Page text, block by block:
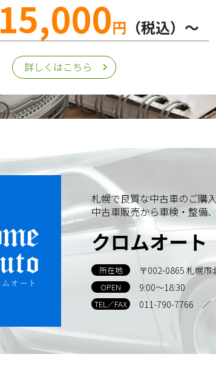
15,000円 （税込）～
詳しくはこちら
札幌で良質な中古車のご購
中古車販売から車検・整備
クロムオート
所在地 〒002-0865 札幌市
OPEN 9:00～18:30
TEL／FAX 011-790-7766 ／